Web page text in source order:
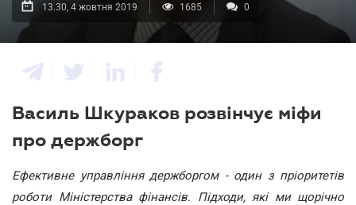
13.30, 4 жовтня 2019 1685 0
Василь Шкураков розвінчує міфи
про держборг
Ефективне управління держборгом - один з пріоритетів
роботи Міністерства фінансів. Підходи, які ми щорічно